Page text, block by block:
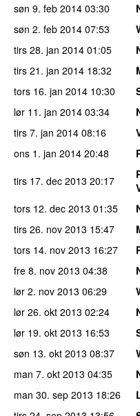
søn 9. feb 2014 03:30
søn 2. feb 2014 07:53
tirs 28. jan 2014 01:05
tirs 21. jan 2014 18:32
tors 16. jan 2014 10:30
lør 11. jan 2014 03:34
tirs 7. jan 2014 08:16
ons 1. jan 2014 20:48
tirs 17. dec 2013 20:17
tors 12. dec 2013 01:35
tirs 26. nov 2013 15:47
tors 14. nov 2013 16:27
fre 8. nov 2013 04:38
lør 2. nov 2013 06:29
lør 26. okt 2013 02:24
lør 19. okt 2013 16:53
søn 13. okt 2013 08:37
man 7. okt 2013 04:35
man 30. sep 2013 18:26